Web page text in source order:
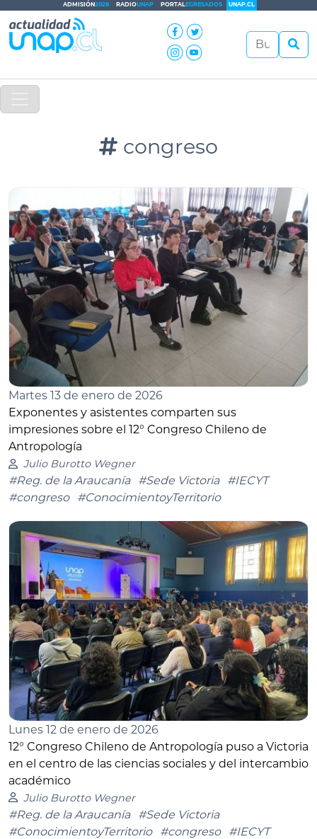
ADMISIÓN2026 RADIOUNAP PORTALEGRESADOS UNAP.CL
congreso
Martes 13 de enero de 2026
Exponentes y asistentes comparten sus
impresiones sobre el 12° Congreso Chileno de
Antropología
Julio Burotto Wegner
#Reg. de la Araucanía #Sede Victoria
#IECYT
#congreso
#ConocimientoyTerritorio
Lunes 12 de enero de 2026
12° Congreso Chileno de Antropología puso a Victoria
en el centro de las ciencias sociales y del intercambio
académico
Julio Burotto Wegner
#Reg. de la Araucanía
#Sede Victoria
#ConocimientoyTerritorio
#congreso
#IECYT